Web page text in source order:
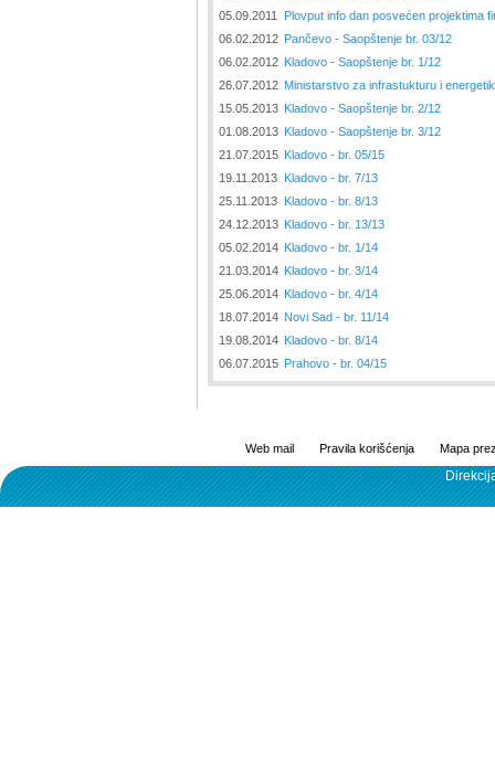
05.09.2011
Plovput info dan posvećen projektima
06.02.2012 Pančevo - Saopštenje br. 03/12
06.02.2012 Kladovo - Saopštenje br. 1/12
26.07.2012 Ministarstvo za infrastukturu i
15.05.2013 Kladovo - Saopštenje br. 2/12
01.08.2013 Kladovo - Saopštenje br. 3/12
21.07.2015 Kladovo - br. 05/15
19.11.2013 Kladovo - br. 7/13
25.11.2013 Kladovo - br. 8/13
24.12.2013 Kladovo - br. 13/13
05.02.2014 Kladovo - br. 1/14
21.03.2014 Kladovo - br. 3/14
25.06.2014 Kladovo - br. 4/14
18.07.2014 Novi Sad - br. 11/14
19.08.2014 Kladovo - br. 8/14
06.07.2015 Prahovo - br. 04/15
Web mail Pravila korišćenja Mapa